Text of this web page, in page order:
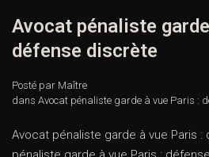
Avocat pénaliste
défense discrète
Posté par Maître
dans Avocat pénaliste garde à vue Paris :
Avocat pénaliste garde à vue Paris